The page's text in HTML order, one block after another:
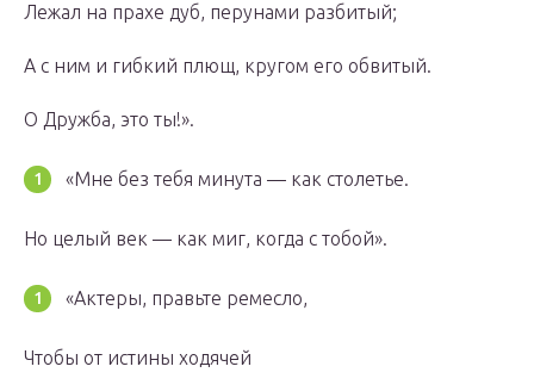
Лежал на прахе дуб, перунами разбитый;
А с ним и гибкий плющ, кругом его обвитый.
О Дружба, это ты!».
«Мне без тебя минута — как столетье.
Но целый век — как миг, когда с тобой».
«Актеры, правьте ремесло,
Чтобы от истины ходячей